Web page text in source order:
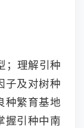
；理解引种
子及对树种
种繁育基地
握引种中南